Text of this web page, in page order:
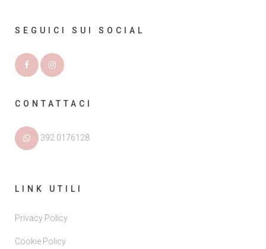
SEGUICI SUI SOCIAL
CONTATTACI
392.0176128
LINK UTILI
Privacy Policy
Cookie Policy